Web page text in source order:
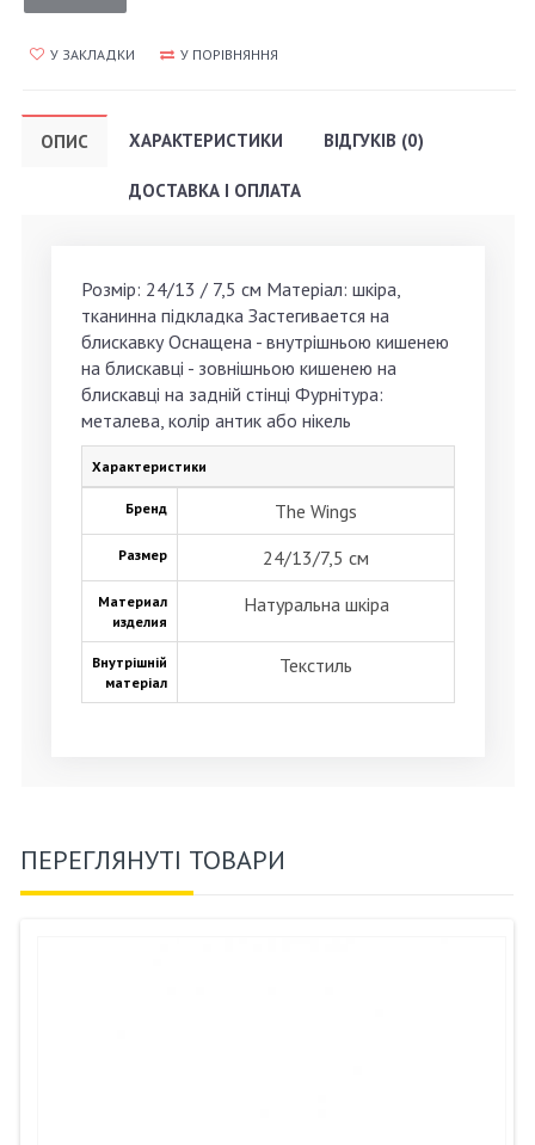
У ЗАКЛАДКИ У ПОРІВНЯННЯ
ОПИС ХАРАКТЕРИСТИКИ ВІДГУКІВ (0)
ДОСТАВКА І ОПЛАТА
Розмір: 24/13 / 7,5 см Матеріал: шкіра,
тканинна підкладка Застегивается на
блискавку Оснащена - внутрішньою кишенею
на блискавці - зовнішньою кишенею на
блискавці на задній стінці Фурнітура:
металева, колір антик або нікель
Характеристики
Бренд The Wings
Размер 24/13/7,5 см
Материал
изделия
Натуральна шкіра
Внутрішній
матеріал
Текстиль
ПЕРЕГЛЯНУТІ ТОВАРИ